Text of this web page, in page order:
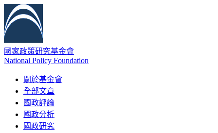
國家政策研究基金會
National Policy Foundation
關於基金會
全部文章
國政評論
國政分析
國政研究